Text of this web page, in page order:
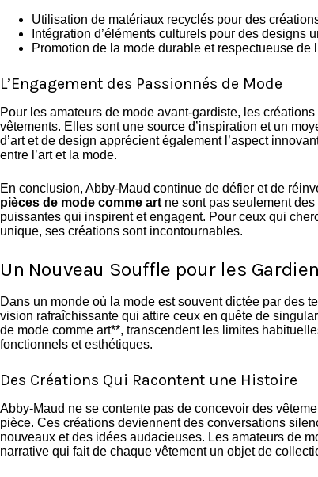
Utilisation de matériaux recyclés pour des
Intégration d’éléments culturels pour des designs
Promotion de la mode durable et respectueuse de
L’Engagement des Passionnés de Mode
Pour les amateurs de mode avant-gardiste, les
vêtements. Elles sont une source d’inspiration et un
d’art et de design apprécient également l’aspect
entre l’art et la mode.
En conclusion, Abby-Maud continue de défier et de
pièces de mode comme art ne sont pas seulement
puissantes qui inspirent et engagent. Pour ceux qui
unique, ses créations sont incontournables.
Un Nouveau Souffle pour les
Dans un monde où la mode est souvent dictée par des
vision rafraîchissante qui attire ceux en quête de
de mode comme art**, transcendent les limites
fonctionnels et esthétiques.
Des Créations Qui Racontent une Histoire
Abby-Maud ne se contente pas de concevoir des
pièce. Ces créations deviennent des conversations
nouveaux et des idées audacieuses. Les amateurs de
narrative qui fait de chaque vêtement un objet de